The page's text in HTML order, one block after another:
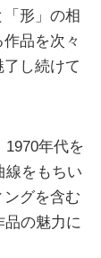
形」の相
品を次々
し続けて
年代を
線をもちい
グを含む
品の魅力に